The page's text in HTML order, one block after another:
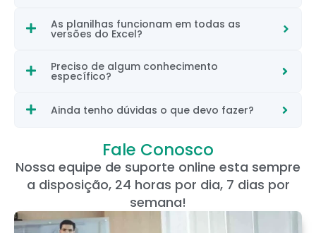
As planilhas funcionam em todas as
versões do Excel?
Preciso de algum conhecimento
específico?
Ainda tenho dúvidas o que devo fazer?
Fale Conosco
Nossa equipe de suporte online esta sempre
a disposição, 24 horas por dia, 7 dias por
semana!